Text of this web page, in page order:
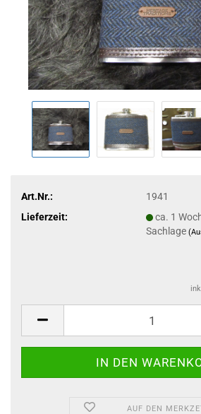
Art.Nr.:
1941
Lieferzeit:
ca. 1
Sachlage
AUF DEN